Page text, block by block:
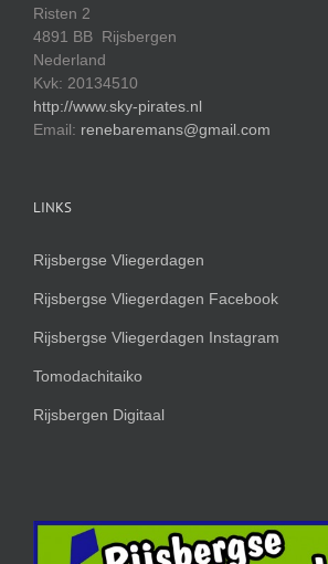
Risten 2
4891 BB Rijsbergen
Nederland
Kvk: 20134510
http://www.sky-pirates.nl
Email: renebaremans@gmail.com
LINKS
Rijsbergse Vliegerdagen
Rijsbergse Vliegerdagen Facebook
Rijsbergse Vliegerdagen Instagram
Tomodachitaiko
Rijsbergen Digitaal